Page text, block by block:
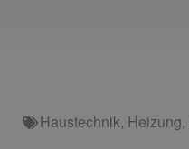
Haustechnik, Heizung,